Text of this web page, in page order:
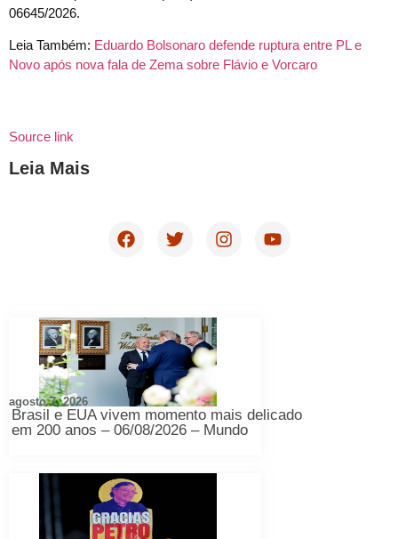
06645/2026.
Leia Também: Eduardo Bolsonaro defende ruptura entre PL e
Novo após nova fala de Zema sobre Flávio e Vorcaro
Source link
Leia Mais
Brasil e EUA vivem momento mais delicado
em 200 anos – 06/08/2026 – Mundo
agosto 7, 2026